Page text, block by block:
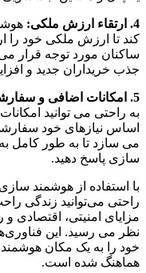
4. ارتقاء ارزش ملکی:
کند تا ارزش ملکی خود را
ساکنان مورد توجه قرار
جذب خریداران جدید و
5. امکانات اضافی و سفارشی‌ سازی:
به راحتی می‌ توانید
اساس نیازهای خود
می‌ سازد تا به‌ طور کامل
سازی پاسخ دهید.
با استفاده از هوشمند
راحتی می‌توانید زندگی
مزایای امنیتی، اقتصادی و
نظر می‌ رسید. این
خود را به یک مکان هوشمند
هماهنگ شده است.